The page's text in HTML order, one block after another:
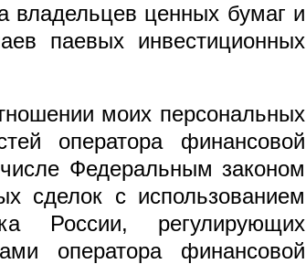
владельцев ценных бумаг и
паевых инвестиционных
моих персональных
оператора финансовой
Федеральным законом
с использованием
России, регулирующих
оператора финансовой